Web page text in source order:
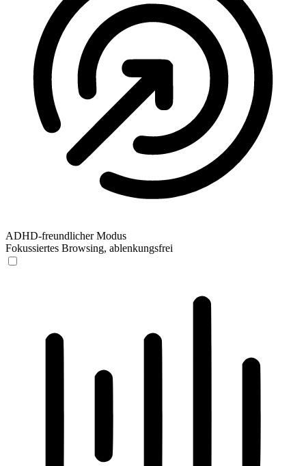
ADHD-freundlicher Modus
Fokussiertes Browsing, ablenkungsfrei